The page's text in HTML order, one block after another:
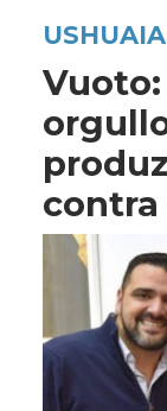
USHUAIA
Vuoto:
contra